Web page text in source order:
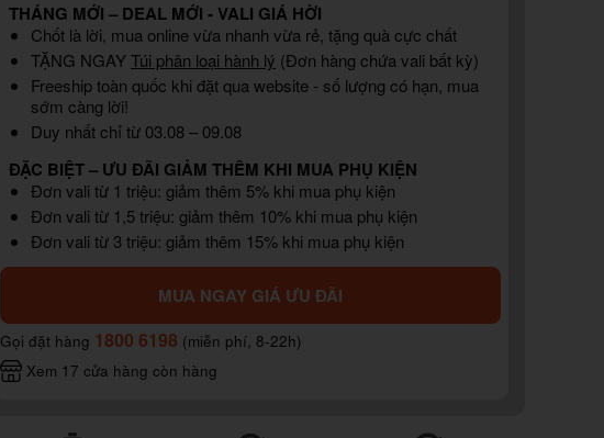
THÁNG MỚI – DEAL MỚI - VALI GIÁ HỜI
Chốt là lời, mua online vừa nhanh vừa rẻ, tặng quà cực chất
TẶNG NGAYTúi phân loại hành lý (Đơn hàng chứa vali bất kỳ)
Freeship toàn quốc khi đặt qua website - số lượng có hạn, mua
sớm càng lời!
Duy nhất chỉ từ 03.08 – 09.08
ĐẶC BIỆT – ƯU ĐÃI GIẢM THÊM KHI MUA PHỤ KIỆN
Đơn vali từ 1 triệu: giảm thêm 5% khi mua phụ kiện
Đơn vali từ 1,5 triệu: giảm thêm 10% khi mua phụ kiện
Đơn vali từ 3 triệu: giảm thêm 15% khi mua phụ kiện
MUA NGAY GIÁ ƯU ĐÃI
Gọi đặt hàng 1800 6198 (miễn phí, 8-22h)
Xem 17 cửa hàng còn hàng